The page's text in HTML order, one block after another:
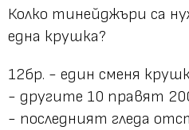
Колко тинейджъри са
една крушка?
12бр. - един сменя
- другите 10 правят
- последният гледа